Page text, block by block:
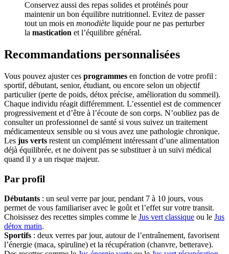
Conservez aussi des repas solides et protéinés pour
maintenir un bon équilibre nutritionnel. Evitez de passer
tout un mois en monodiète liquide pour ne pas perturber
la mastication et l’équilibre général.
Recommandations personnalisées
Vous pouvez ajuster ces programmes en fonction de votre profil :
sportif, débutant, senior, étudiant, ou encore selon un objectif
particulier (perte de poids, détox précise, amélioration du sommeil).
Chaque individu réagit différemment. L’essentiel est de commencer
progressivement et d’être à l’écoute de son corps. N’oubliez pas de
consulter un professionnel de santé si vous suivez un traitement
médicamenteux sensible ou si vous avez une pathologie chronique.
Les jus verts restent un complément intéressant d’une alimentation
déjà équilibrée, et ne doivent pas se substituer à un suivi médical
quand il y a un risque majeur.
Par profil
Débutants : un seul verre par jour, pendant 7 à 10 jours, vous
permet de vous familiariser avec le goût et l’effet sur votre transit.
Choisissez des recettes simples comme le Jus vert classique ou le Jus
détox matin.
Sportifs : deux verres par jour, autour de l’entraînement, favorisent
l’énergie (maca, spiruline) et la récupération (chanvre, betterave).